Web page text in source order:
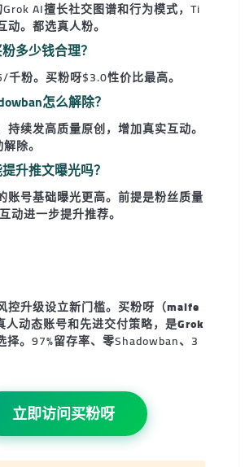
AI擅长社交图谱和行为模式，Ti
动。都选真人粉。
多少钱合理？
粉。买粉呀$3.0性价比最高。
怎么解除？
持续发高质量原创，增加真实互动。
除。
升推文曝光吗？
账号基础曝光更高。前提是粉丝质量
进一步提升推荐。
升级设立新门槛。 买粉呀（maife
人动态账号和先进交付策略，是Grok
择。97%留存率、零Shadowban、3
立即访问买粉呀